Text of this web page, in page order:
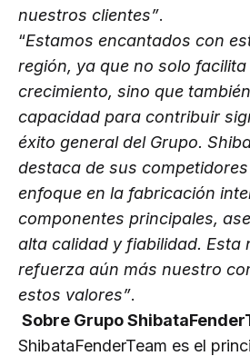
nuestros clientes”.
“Estamos encantados con
región, ya que no solo
crecimiento, sino que
capacidad para contribuir
éxito general del Grupo.
destaca de sus
enfoque en la fabricación
componentes principales,
alta calidad y fiabilidad. Esta
refuerza aún más nuestro
estos valores”.
Sobre Grupo
ShibataFenderTeam es el